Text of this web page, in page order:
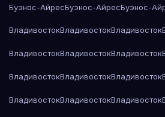
Буэнос-АйресБуэнос-АйресБуэнос-
ВладивостокВладивостокВладивосток
ВладивостокВладивостокВладивосток
ВладивостокВладивостокВладивосток
ВладивостокВладивостокВладивосток